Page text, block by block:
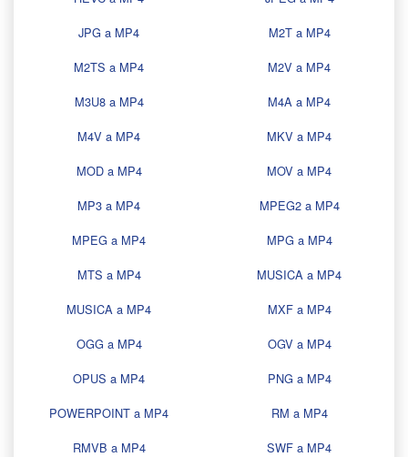
JPG a MP4
M2T a MP4
M2TS a MP4
M2V a MP4
M3U8 a MP4
M4A a MP4
M4V a MP4
MKV a MP4
MOD a MP4
MOV a MP4
MP3 a MP4
MPEG2 a MP4
MPEG a MP4
MPG a MP4
MTS a MP4
MUSICA a MP4
MUSICA a MP4
MXF a MP4
OGG a MP4
OGV a MP4
OPUS a MP4
PNG a MP4
POWERPOINT a MP4
RM a MP4
RMVB a MP4
SWF a MP4